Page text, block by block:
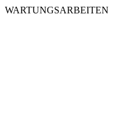
WARTUNGSARBEITEN